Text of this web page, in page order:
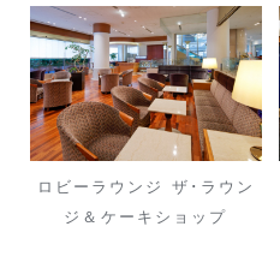
鉄板焼 貴布祢 （きふね）